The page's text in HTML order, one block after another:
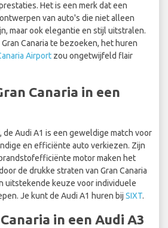
Het is een merk dat een
van auto's die niet alleen
maar ook elegantie en stijl uitstralen.
Canaria te bezoeken, het huren
Airport zou ongetwijfeld flair
Canaria in een
de Audi A1 is een geweldige match voor
en efficiënte auto verkiezen. Zijn
motor maken het
de drukke straten van Gran Canaria
uitstekende keuze voor individuele
Je kunt de Audi A1 huren bij SIXT.
in een Audi A3